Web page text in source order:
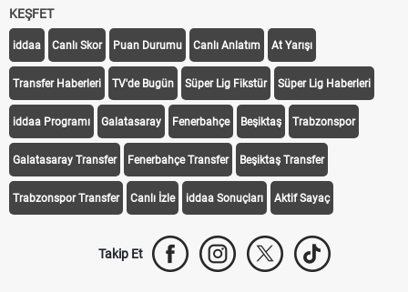
KEŞFET
iddaa Canlı Skor Puan Durumu Canlı Anlatım At Yarışı
Transfer Haberleri TV'de Bugün Süper Lig Fikstür Süper Lig Haberleri
iddaa Programı Galatasaray Fenerbahçe Beşiktaş Trabzonspor
Galatasaray Transfer Fenerbahçe Transfer Beşiktaş Transfer
Canlı İzle iddaa Sonuçları Aktif Sayaç